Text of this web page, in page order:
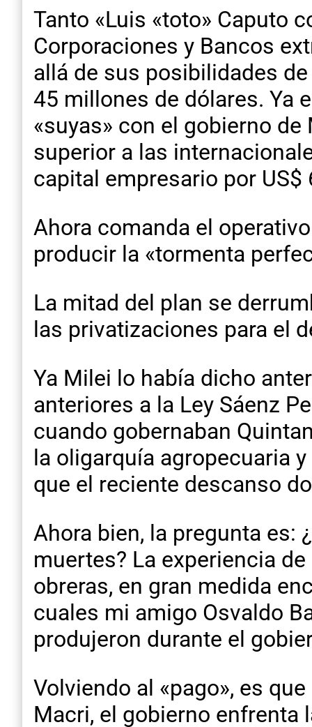
Tanto «Luis «toto» Caputo
Corporaciones y Bancos
allá de sus posibilidades
45 millones de dólares. Ya
«suyas» con el gobierno
superior a las
capital empresario por
Ahora comanda el
producir la «tormenta
La mitad del plan se
las privatizaciones para el
Ya Milei lo había dicho
anteriores a la Ley Sáenz
cuando gobernaban
la oligarquía agropecuaria
que el reciente descanso
Ahora bien, la pregunta es:
muertes? La experiencia
obreras, en gran medida
cuales mi amigo Osvaldo
produjeron durante el
Volviendo al «pago», es
Macri, el gobierno enfrenta